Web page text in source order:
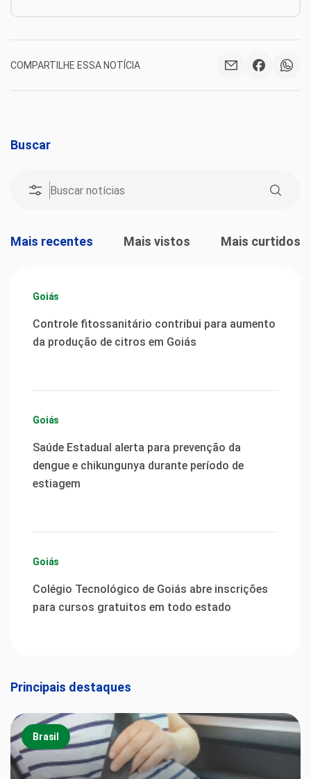
COMPARTILHE ESSA NOTÍCIA
Buscar
Mais recentes Mais vistos Mais curtidos
Goiás
Controle fitossanitário contribui para aumento
da produção de citros em Goiás
Goiás
Saúde Estadual alerta para prevenção da
dengue e chikungunya durante período de
estiagem
Goiás
Colégio Tecnológico de Goiás abre inscrições
para cursos gratuitos em todo estado
Principais destaques
Brasil